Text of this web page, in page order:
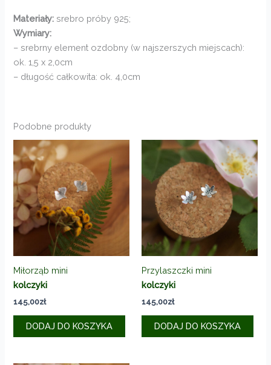
Materiały: srebro próby 925;
Wymiary:
– srebrny element ozdobny (w najszerszych miejscach):
ok. 1,5 x 2,0cm
– długość całkowita: ok. 4,0cm
Podobne produkty
Miłorząb mini
kolczyki
145,00zł
DODAJ DO KOSZYKA
Przylaszczki mini
kolczyki
145,00zł
DODAJ DO KOSZYKA